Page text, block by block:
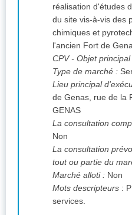
réalisation d'études
du site vis-à-vis des
chimiques et
l'ancien Fort de
CPV- Objet
Type de marché :
Lieu principal
de Genas, rue de la
GENAS
La consultation
Non
La consultation
tout ou partie du
Marché alloti : Non
Mots descripteurs :
services.